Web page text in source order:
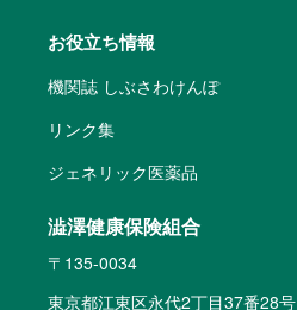
お役立ち情報
機関誌 しぶさわけんぽ
リンク集
ジェネリック医薬品
澁澤健康保険組合
〒135-0034
東京都江東区永代2丁目37番28号